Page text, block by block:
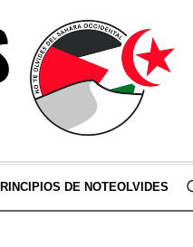
DE NOTEOLVIDES